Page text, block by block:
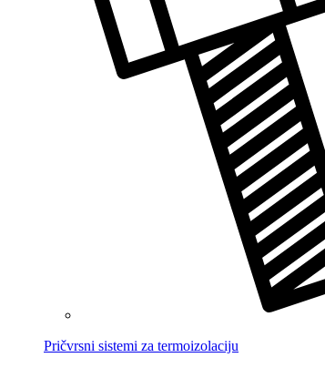
Pričvrsni sistemi za termoizolaciju